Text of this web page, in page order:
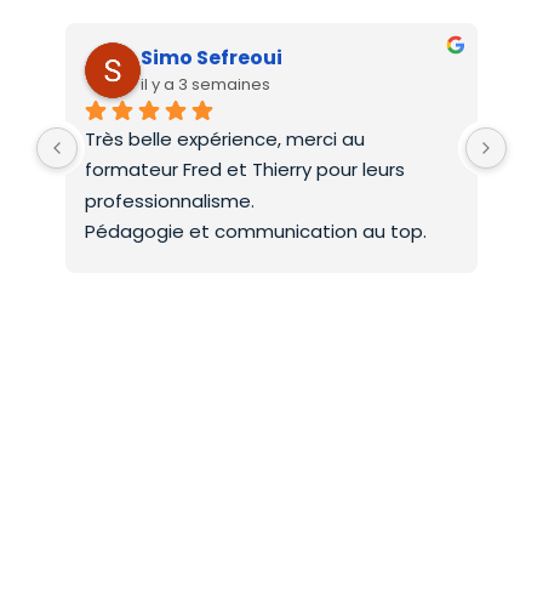
Simo Sefreoui
il y a 3 semaines
Très belle expérience, merci au
formateur Fred et Thierry pour leurs
professionnalisme.
Pédagogie et communication au top.